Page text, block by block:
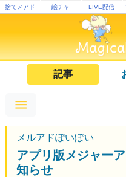
捨てメアド 絵チャ LIVE配信
記事
メルアドぽいぽい
アプリ版メジャー
知らせ